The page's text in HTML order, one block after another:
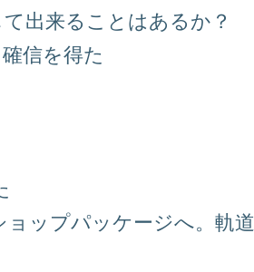
出来ることはあるか？
信を得た
ップパッケージへ。軌道